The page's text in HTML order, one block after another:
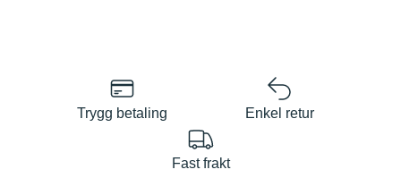
Trygg betaling Enkel retur
Fast frakt